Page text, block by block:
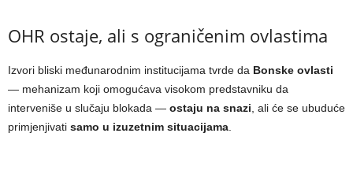
OHR ostaje, ali s ograničenim ovlastima
Izvori bliski međunarodnim institucijama tvrde da Bonske ovlasti
— mehanizam koji omogućava visokom predstavniku da
interveniše u slučaju blokada — ostaju na snazi , ali će se ubuduće
primjenjivati samo u izuzetnim situacijama